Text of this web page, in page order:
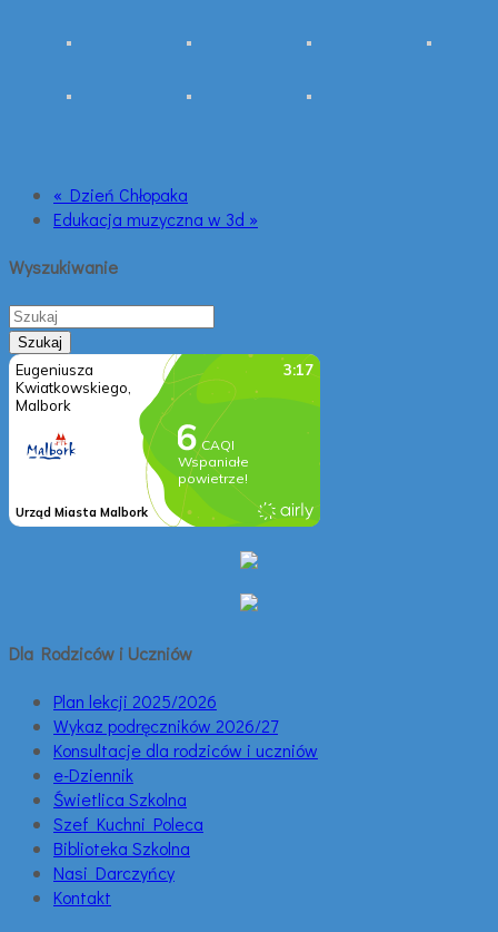
« Dzień Chłopaka
Edukacja muzyczna w 3d »
Wyszukiwanie
Dla Rodziców i Uczniów
Plan lekcji 2025/2026
Wykaz podręczników 2026/27
Konsultacje dla rodziców i uczniów
e-Dziennik
Świetlica Szkolna
Szef Kuchni Poleca
Biblioteka Szkolna
Nasi Darczyńcy
Kontakt